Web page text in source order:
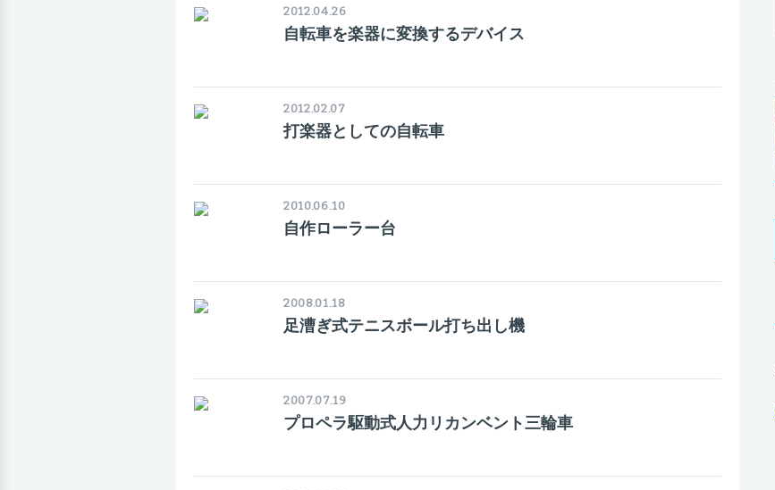
2012.04.26
自転車を楽器に変換するデバイス
2012.02.07
打楽器としての自転車
2010.06.10
自作ローラー台
2008.01.18
足漕ぎ式テニスボール打ち出し機
2007.07.19
プロペラ駆動式人力リカンベント三輪車